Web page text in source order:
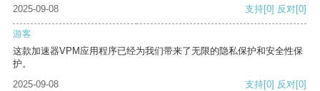
2025-09-08 支持[0] 反对[0]
游客
这款加速器VPM应用程序已经为我们带来了无限的隐私保护和安全性保
护。
2025-09-08
支持[0] 反对[0]